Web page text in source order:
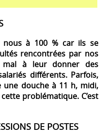
à 100 % car ils se
rencontrées par nos
à leur donner des
différents. Parfois,
douche à 11 h, midi,
problématique. C’est
DE POSTES